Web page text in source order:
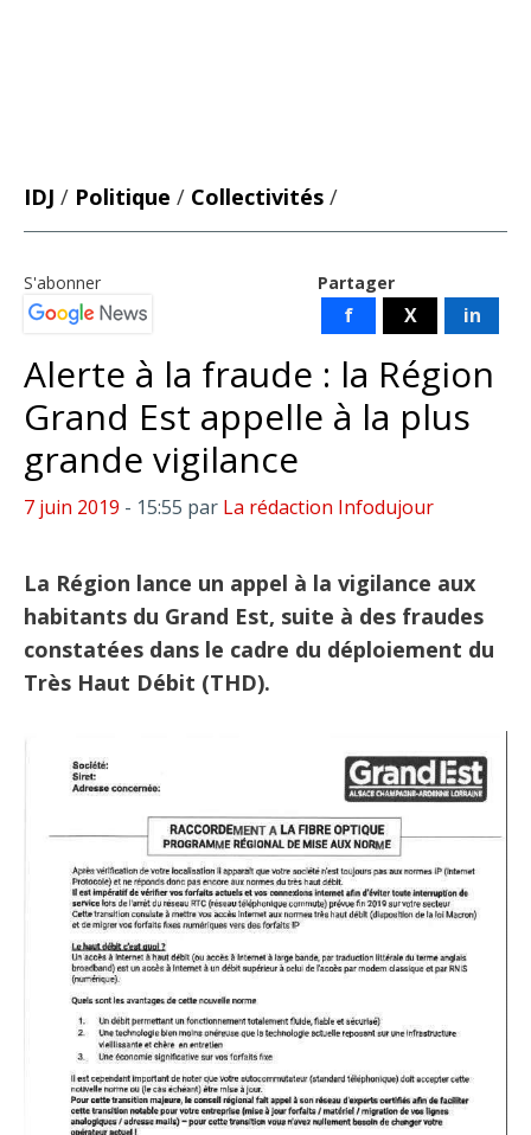
IDJ / Politique / Collectivités /
Partager
f X in
S'abonner
Alerte à la fraude : la Région
Grand Est appelle à la plus
grande vigilance
7 juin 2019 - 15:55 par La rédaction Infodujour
La Région lance un appel à la vigilance aux
habitants du Grand Est, suite à des fraudes
constatées dans le cadre du déploiement du
Très Haut Débit (THD).